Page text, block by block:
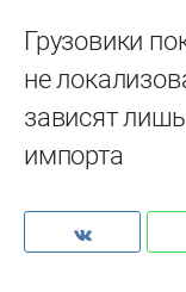
Грузовики
не
зависят
импорта